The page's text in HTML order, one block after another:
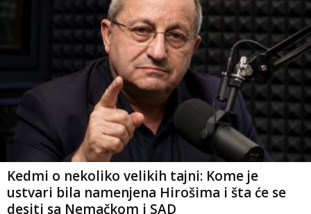
Kedmi o nekoliko velikih tajni: Kome je
ustvari bila namenjena Hirošima i šta će se
desiti sa Nemačkom i SAD